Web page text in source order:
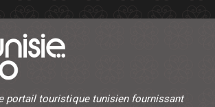
portail touristique tunisien fournissant